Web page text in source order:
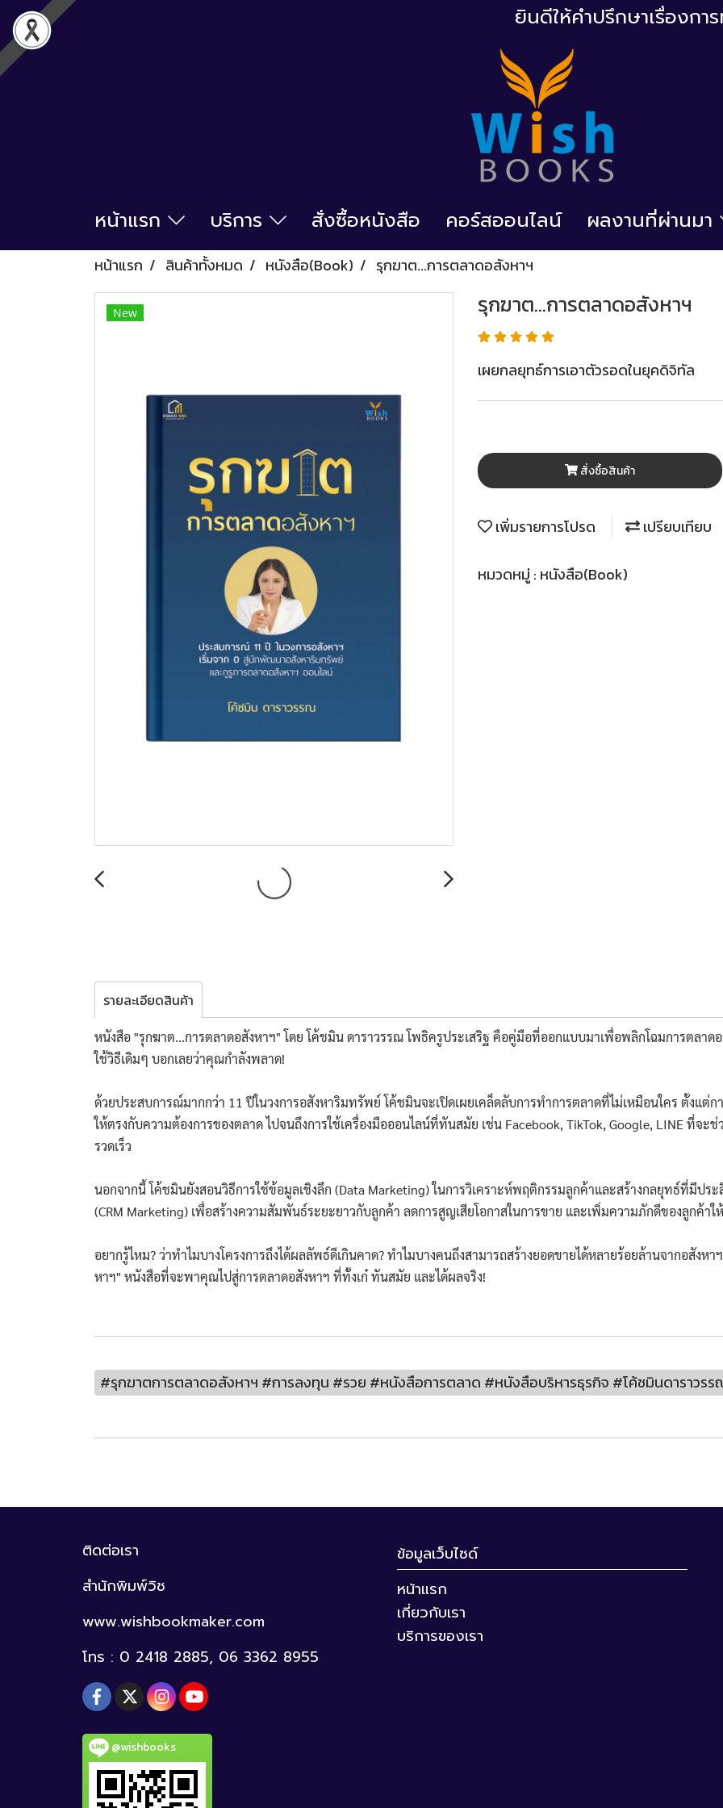
ยินดีให้คำปรึกษาเรื่องก
หน้าแรก บริการ สั่งซื้อหนังสือ คอร์สออนไลน์ ผลงานที่ผ่านมา
หน้าแรก สินค้าทั้งหมด หนังสือ(Book) รุกฆาต...การตลาดอสังหาฯ
New รุกฆาต...การตลาดอสังหาฯ
เผยกลยุทธ์การเอาตัวรอดในยุคดิจิทัล
สั่งซื้อสินค้า
เพิ่มรายการโปรด เปรียบเทียบ
หมวดหมู่ : หนังสือ(Book)
รายละเอียดสินค้า
หนังสือ "รุกฆาต...การตลาดอสังหาฯ" โดย โค้ชมิน ดาราวรรณ โพธิครูประเสริฐ คือคู่มือที่ออกแบบมาเพื่อพลิกโฉมการตลา
ใช้วิธีเดิมๆ บอกเลยว่าคุณกำลังพลาด!
ด้วยประสบการณ์มากกว่า 11 ปีในวงการอสังหาริมทรัพย์ โค้ชมินจะเปิดเผยเคล็ดลับการทำการตลาดที่ไม่เหมือนใคร ตั้งแต่
ให้ตรงกับความต้องการของตลาด ไปจนถึงการใช้เครื่องมือออนไลน์ที่ทันสมัย เช่น Facebook, TikTok, Google, LINE ที่จะ
รวดเร็ว
นอกจากนี้ โค้ชมินยังสอนวิธีการใช้ข้อมูลเชิงลึก (Data Marketing) ในการวิเคราะห์พฤติกรรมลูกค้าและสร้างกลยุทธ์ที่มีป
(CRM Marketing) เพื่อสร้างความสัมพันธ์ระยะยาวกับลูกค้า ลดการสูญเสียโอกาสในการขาย และเพิ่มความภักดีของลูกค้า
อยากรู้ไหม? ว่าทำไมบางโครงการถึงได้ผลลัพธ์ดีเกินคาด? ทำไมบางคนถึงสามารถสร้างยอดขายได้หลายร้อยล้านจากอสังห
หาฯ" หนังสือที่จะพาคุณไปสู่การตลาดอสังหาฯ ที่ทั้งเก๋ ทันสมัย และได้ผลจริง!
#รุกฆาตการตลาดอสังหาฯ #การลงทุน #รวย #หนังสือการตลาด #หนังสือบริหารธุรกิจ #โค้ชมินดาราวร
ติดต่อเรา
สำนักพิมพ์วิช
www.wishbookmaker.com
โทร : 0 2418 2885, 06 3362 8955
@wishbooks
ข้อมูลเว็บไซด์
หน้าแรก
เกี่ยวกับเรา
บริการของเรา